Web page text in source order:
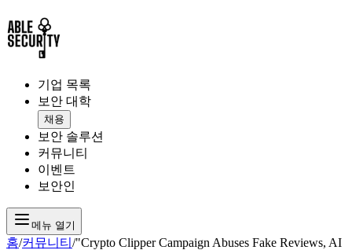
기업 목록
보안 대학
채용
보안 솔루션
커뮤니티
이벤트
보안인
메뉴 열기
홈/커뮤니티 /"Crypto Clipper Campaign Abuses Fake Reviews, AI